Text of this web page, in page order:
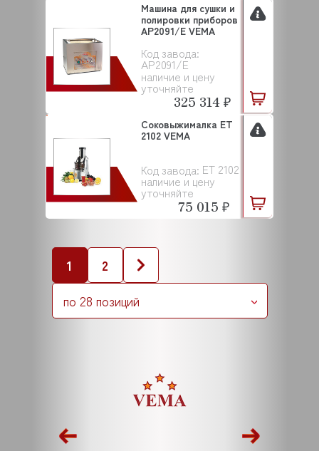
Код завода:
AP2091/E
наличие и цену
уточняйте
Машина для сушки и
полировки приборов
AP2091/E VEMA
325 314 ₽
Код завода: ET 2102
наличие и цену
уточняйте
Соковыжималка ET
2102 VEMA
75 015 ₽
1
2
по 28 позиций